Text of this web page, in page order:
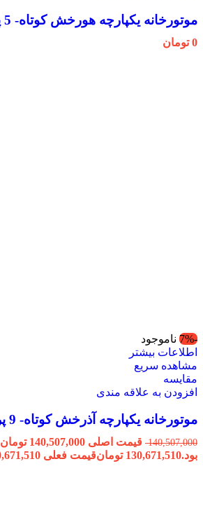
موتورخانه یکپارچه هورخش کوتاه- 5 پره
0 تومان
-7%
ناموجود
اطلاعات بیشتر
مشاهده سریع
مقایسه
افزودن به علاقه مندی
موتورخانه یکپارچه آذرخش کوتاه- 9 پره بدون مبدل
140,507,000
قیمت اصلی 140,507,000 تومان
بود.130,671,510 تومانقیمت فعلی 130,671,510 تومان است.